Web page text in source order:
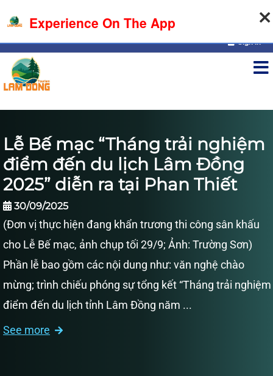
07-08-2026, 09:30:35
Sign in
Lễ Bế mạc “Tháng trải nghiệm
điểm đến du lịch Lâm Đồng
2025” diễn ra tại Phan Thiết
30/09/2025
(Đơn vị thực hiện đang khẩn trương thi công sân khấu
cho Lễ Bế mạc, ảnh chụp tối 29/9; Ảnh: Trường Sơn)
Phần lễ bao gồm các nội dung như: văn nghệ chào
mừng; trình chiếu phóng sự tổng kết “Tháng trải nghiệm
điểm đến du lịch tỉnh Lâm Đồng năm ...
See more
Experience On The App